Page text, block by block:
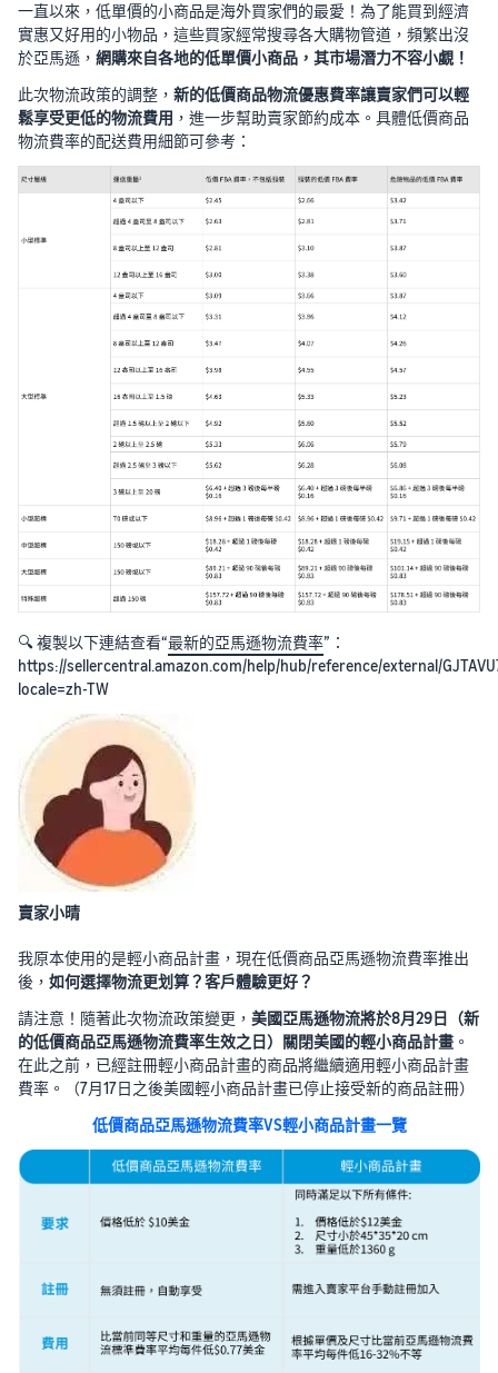
一直以來，低單價的小商品是海外買家們的最愛！為了能買到經濟
實惠又好用的小物品，這些買家經常搜尋各大購物管道，頻繁出沒
於亞馬遜， 網購來自各地的低單價小商品，其市場潛力不容小覷！
此次物流政策的調整， 新的低價商品物流優惠費率讓賣家們可以輕
鬆享受更低的物流費用 ，進一步幫助賣家節約成本。具體低價商品
物流費率的配送費用細節可參考：
🔍 複製以下連結查看“最新的亞馬遜物流費率”：
https://sellercentral.amazon.com/help/hub/reference/external/
locale=zh-TW
賣家小晴
我原本使用的是輕小商品計畫，現在低價商品亞馬遜物流費率推出
後， 如何選擇物流更划算？客戶體驗更好？
請注意！隨著此次物流政策變更， 美國亞馬遜物流將於8月29日（新
的低價商品亞馬遜物流費率生效之日）關閉美國的輕小商品計畫 。
在此之前，已經註冊輕小商品計畫的商品將繼續適用輕小商品計畫
費率。（7月17日之後美國輕小商品計畫已停止接受新的商品註冊）
低價商品亞馬遜物流費率VS輕小商品計畫一覽